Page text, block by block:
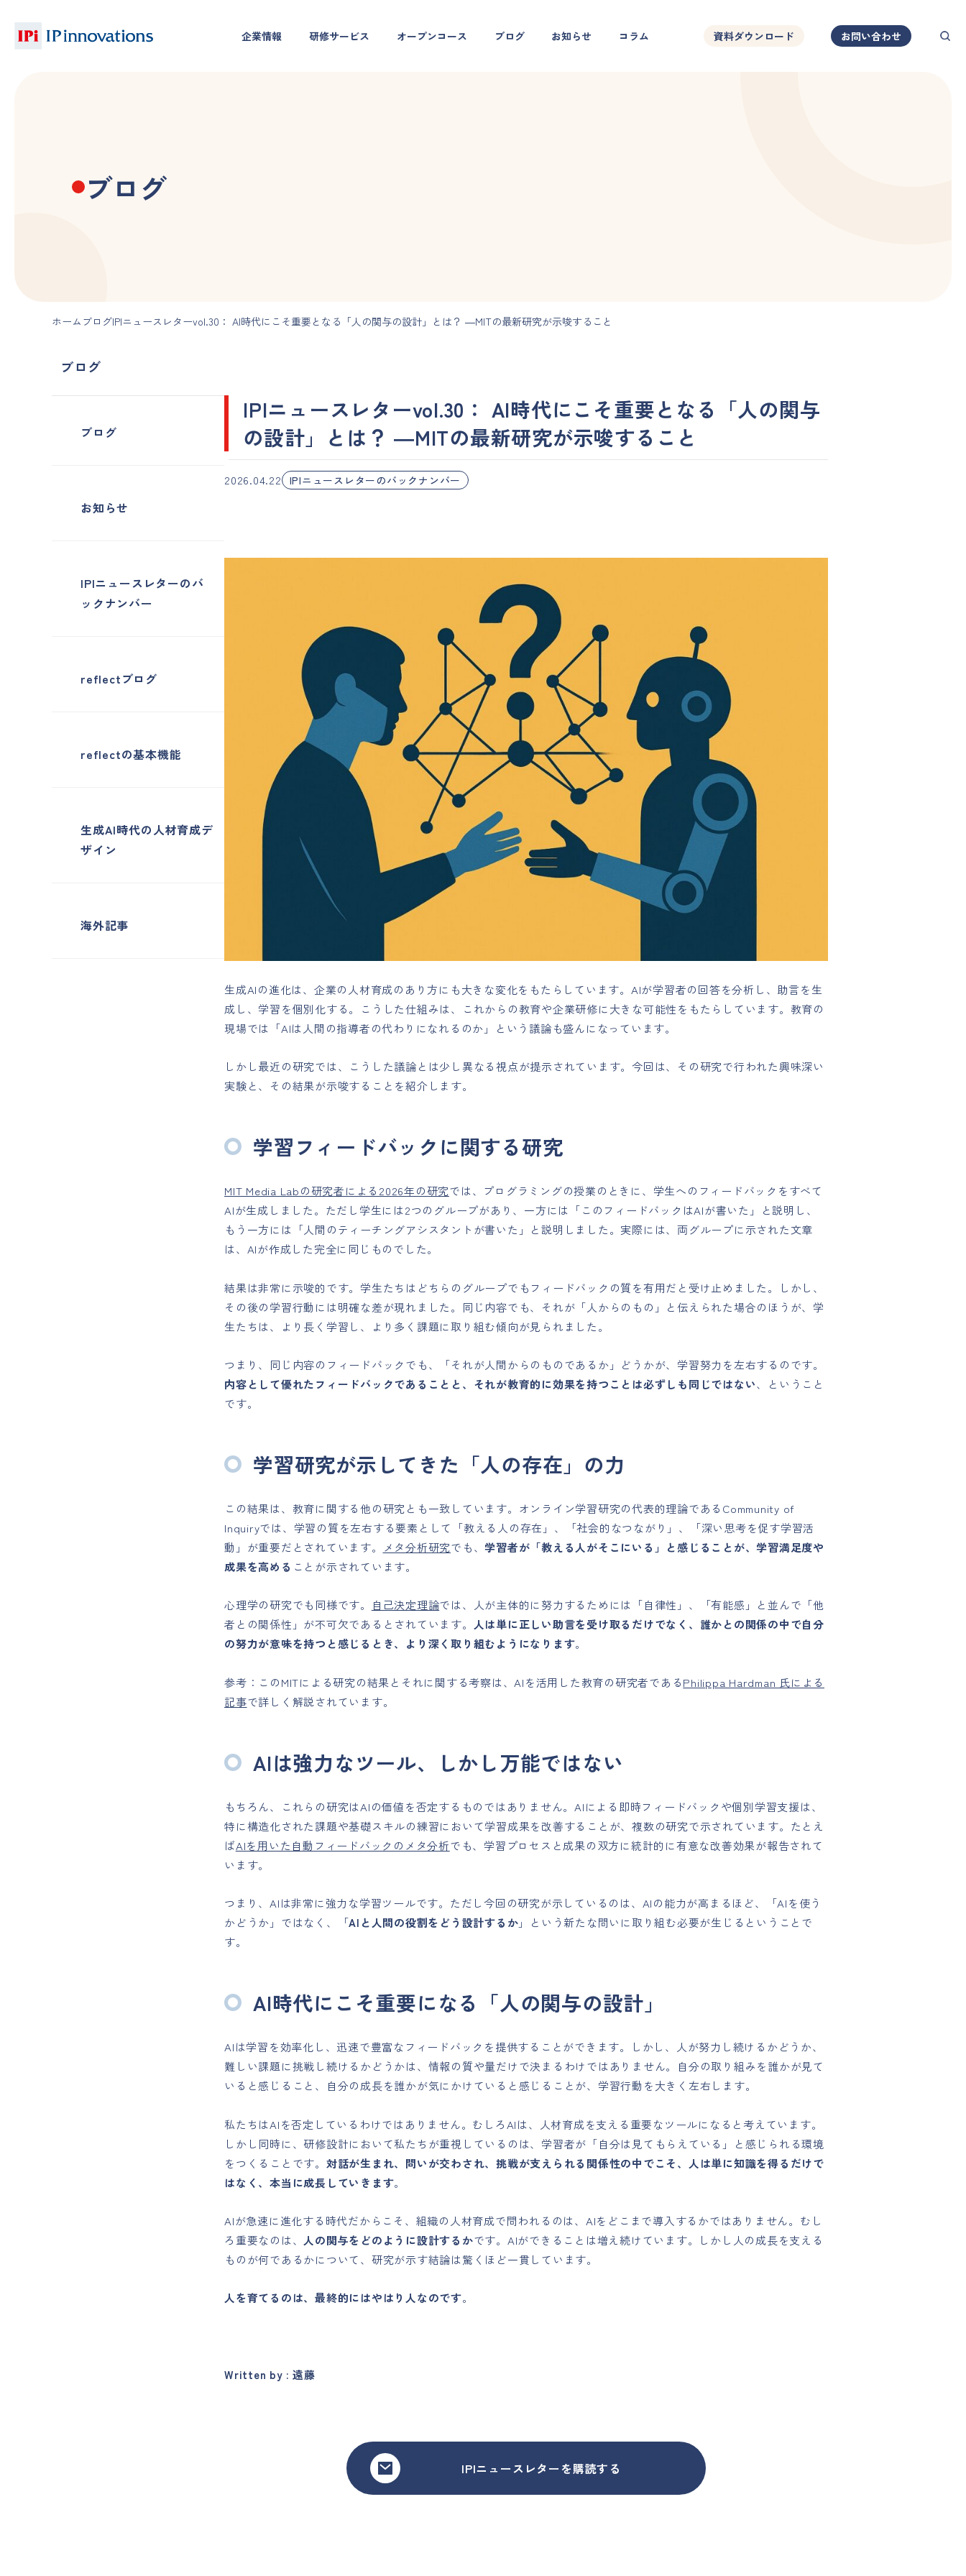
企業情報 研修サービス オープンコース ブログ お知らせ コラム 資料ダウンロード お問い合わせ
ブログ
ホーム ブログIPIニュースレターvol.30： AI時代にこそ重要となる「人の関与の設計」とは？ ―MITの最新研究が示唆すること
ブログ
ブログ
お知らせ
IPIニュースレターのバ
ックナンバー
reflectブログ
reflectの基本機能
生成AI時代の人材育成デ
ザイン
海外記事
IPIニュースレターvol.30： AI時代にこそ重要となる「人の関与
の設計」とは？ ―MITの最新研究が示唆すること
2026.04.22 IPIニュースレターのバックナンバー
生成AIの進化は、企業の人材育成のあり方にも大きな変化をもたらしています。AIが学習者の回答を分析し、助言を生
成し、学習を個別化する。こうした仕組みは、これからの教育や企業研修に大きな可能性をもたらしています。教育の
現場では「AIは人間の指導者の代わりになれるのか」という議論も盛んになっています。
しかし最近の研究では、こうした議論とは少し異なる視点が提示されています。今回は、その研究で行われた興味深い
実験と、その結果が示唆することを紹介します。
学習フィードバックに関する研究
MIT Media Labの研究者による2026年の研究では、プログラミングの授業のときに、学生へのフィードバックをすべて
AIが生成しました。ただし学生には2つのグループがあり、一方には「このフィードバックはAIが書いた」と説明し、
もう一方には「人間のティーチングアシスタントが書いた」と説明しました。実際には、両グループに示された文章
は、AIが作成した完全に同じものでした。
結果は非常に示唆的です。学生たちはどちらのグループでもフィードバックの質を有用だと受け止めました。しかし、
その後の学習行動には明確な差が現れました。同じ内容でも、それが「人からのもの」と伝えられた場合のほうが、学
生たちは、より長く学習し、より多く課題に取り組む傾向が見られました。
つまり、同じ内容のフィードバックでも、「それが人間からのものであるか」どうかが、学習努力を左右するのです。
内容として優れたフィードバックであることと、それが教育的に効果を持つことは必ずしも同じではない、ということ
です。
学習研究が示してきた「人の存在」の力
この結果は、教育に関する他の研究とも一致しています。オンライン学習研究の代表的理論であるCommunity of
Inquiryでは、学習の質を左右する要素として「教える人の存在」、「社会的なつながり」、「深い思考を促す学習活
動」が重要だとされています。
メタ分析研究でも、学習者が「教える人がそこにいる」と感じることが、学習満足度や
成果を高める ことが示されています。
心理学の研究でも同様です。 自己決定理論では、人が主体的に努力するためには「自律性」、「有能感」と並んで「他
者との関係性」が不可欠であるとされています。 人は単に正しい助言を受け取るだけでなく、誰かとの関係の中で自分
の努力が意味を持つと感じるとき、より深く取り組むようになります。
参考：このMITによる研究の結果とそれに関する考察は、AIを活用した教育の研究者であるPhilippa Hardman 氏による
記事で詳しく解説されています。
AIは強力なツール、しかし万能ではない
もちろん、これらの研究はAIの価値を否定するものではありません。AIによる即時フィードバックや個別学習支援は、
特に構造化された課題や基礎スキルの練習において学習成果を改善することが、複数の研究で示されています。たとえ
ばAIを用いた自動フィードバックのメタ分析でも、学習プロセスと成果の双方に統計的に有意な改善効果が報告されて
います。
つまり、AIは非常に強力な学習ツールです。ただし今回の研究が示しているのは、AIの能力が高まるほど、「AIを使う
かどうか」ではなく、「AIと人間の役割をどう設計するか」という新たな問いに取り組む必要が生じるということで
す。
AI時代にこそ重要になる「人の関与の設計」
AIは学習を効率化し、迅速で豊富なフィードバックを提供することができます。しかし、人が努力し続けるかどうか、
難しい課題に挑戦し続けるかどうかは、情報の質や量だけで決まるわけではありません。自分の取り組みを誰かが見て
いると感じること、自分の成長を誰かが気にかけていると感じることが、学習行動を大きく左右します。
私たちはAIを否定しているわけではありません。むしろAIは、人材育成を支える重要なツールになると考えています。
しかし同時に、研修設計において私たちが重視しているのは、学習者が「自分は見てもらえている」と感じられる環境
をつくることです。 対話が生まれ、問いが交わされ、挑戦が支えられる関係性の中でこそ、人は単に知識を得るだけで
はなく、本当に成長していきます。
AIが急速に進化する時代だからこそ、組織の人材育成で問われるのは、AIをどこまで導入するかではありません。むし
ろ重要なのは、 人の関与をどのように設計するかです。AIができることは増え続けています。しかし人の成長を支える
ものが何であるかについて、研究が示す結論は驚くほど一貫しています。
人を育てるのは、最終的にはやはり人なのです。
Written by : 遠藤
IPIニュースレターを購読する